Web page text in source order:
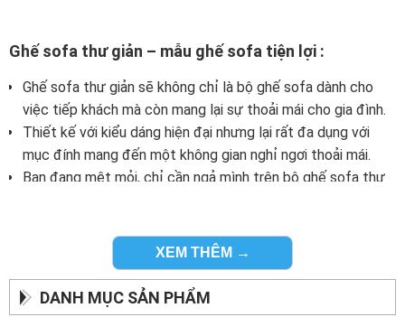
Ghế sofa thư giản – mẫu ghế sofa tiện lợi :
Ghế sofa thư giản sẽ không chỉ là bộ ghế sofa dành cho
việc tiếp khách mà còn mang lại sự thoải mái cho gia đình.
Thiết kế với kiểu dáng hiện đại nhưng lại rất đa dụng với
mục đính mang đến một không gian nghỉ ngơi thoải mái.
Bạn đang mệt mỏi, chỉ cần ngả mình trên bộ ghế sofa thư
XEM THÊM →
DANH MỤC SẢN PHẨM